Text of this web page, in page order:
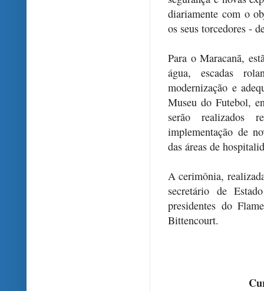
diariamente com o
os seus torcedores -
Para o Maracanã,
água, escadas
modernização e
Museu do Futebol,
serão realizados
implementação de
das áreas de
A cerimônia,
secretário de
presidentes do
Bittencourt.